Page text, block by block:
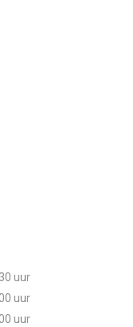
uur
uur
uur